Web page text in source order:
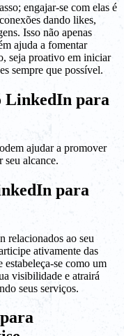
engajar-se com elas é
dando likes,
Isso não apenas
ajuda a fomentar
seja proativo em iniciar
sempre que possível.
LinkedIn para
ajudar a promover
seu alcance.
para
relacionados ao seu
ativamente das
se como um
visibilidade e atrairá
seus serviços.